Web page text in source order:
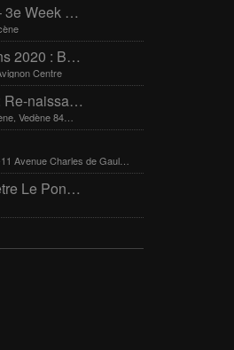
Osmo’Zen VI – 3e Week end international du bien-être
Osmose Visions 2020 : Bien-être et arts divinatoires
Centre
Osmo’Zen VII : Re-naissance
2020-09-12 Autre Scène, Vedène 84270
2020-10-11 Avenue Charles de Gaulle 30400 Villeneuve-Lès-Avignon
Sport et Bien-être Le Pontet 16-17 mars 2024